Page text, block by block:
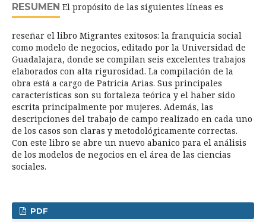
RESUMEN El propósito de las siguientes líneas es
reseñar el libro Migrantes exitosos: la franquicia social
como modelo de negocios, editado por la Universidad de
Guadalajara, donde se compilan seis excelentes trabajos
elaborados con alta rigurosidad. La compilación de la
obra está a cargo de Patricia Arias. Sus principales
características son su fortaleza teórica y el haber sido
escrita principalmente por mujeres. Además, las
descripciones del trabajo de campo realizado en cada uno
de los casos son claras y metodológicamente correctas.
Con este libro se abre un nuevo abanico para el análisis
de los modelos de negocios en el área de las ciencias
sociales.
PDF